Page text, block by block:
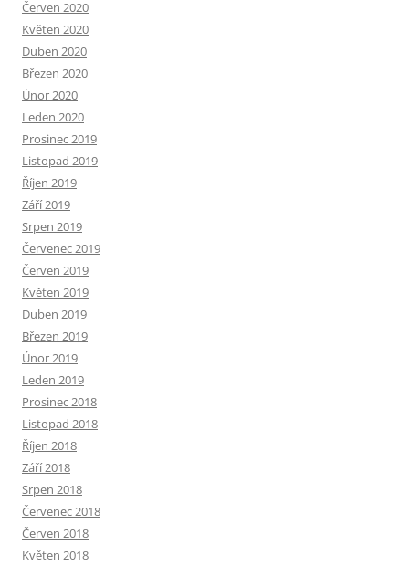
Červen 2020
Květen 2020
Duben 2020
Březen 2020
Únor 2020
Leden 2020
Prosinec 2019
Listopad 2019
Říjen 2019
Září 2019
Srpen 2019
Červenec 2019
Červen 2019
Květen 2019
Duben 2019
Březen 2019
Únor 2019
Leden 2019
Prosinec 2018
Listopad 2018
Říjen 2018
Září 2018
Srpen 2018
Červenec 2018
Červen 2018
Květen 2018